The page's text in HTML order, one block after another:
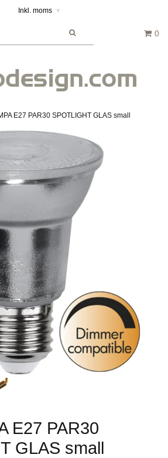
Inkl. moms ▾
0
E27 PAR30 SPOTLIGHT GLAS small
E27 PAR30
GLAS small